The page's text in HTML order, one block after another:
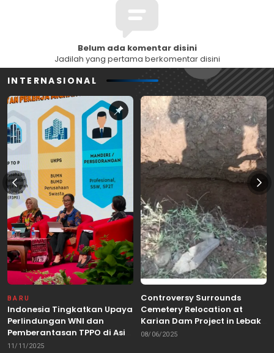
Belum ada komentar disini
Jadilah yang pertama berkomentar disini
INTERNASIONAL
BARU
Indonesia Tingkatkan Upaya
Perlindungan WNI dan
Pemberantasan TPPO di Asia
Tenggara
11/11/2025
Controversy Surrounds
Cemetery Relocation at
Karian Dam Project in Lebak,
Banten
08/06/2025